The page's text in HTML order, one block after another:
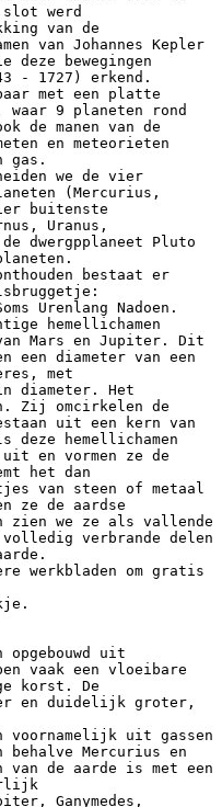
werd
van de
van Johannes Kepler
bewegingen
- 1727) erkend.
met een platte
9 planeten rond
de manen van de
en meteorieten
gas.
we de vier
(Mercurius,
buitenste
Uranus,
dwergpplaneet Pluto
bestaat er
Urenlang Nadoen.
hemellichamen
Mars en Jupiter. Dit
een diameter van een
met
in diameter. Het
Zij omcirkelen de
uit een kern van
hemellichamen
en vormen ze de
het dan
van steen of metaal
ze de aardse
zien we ze als vallende
verbrande delen
werkbladen om gratis
uit
vaak een vloeibare
korst. De
en duidelijk groter,
uit gassen
Mercurius en
van de aarde is met een
Ganymedes,